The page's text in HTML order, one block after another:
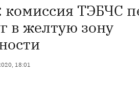
комиссия ТЭБЧС
в желтую зону
18:01